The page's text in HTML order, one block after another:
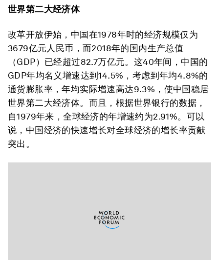
世界第二大经济体
改革开放伊始，中国在1978年时的经济规模仅为
3679亿元人民币，而2018年的国内生产总值
（GDP）已经超过82.7万亿元。这40年间，中国的
GDP年均名义增速达到14.5%，考虑到年均4.8%的
通货膨胀率，年均实际增速高达9.3%，使中国稳居
世界第二大经济体。而且，根据世界银行的数据，
自1979年来，全球经济的年增速约为2.91%。可以
说，中国经济的快速增长对全球经济的增长率贡献
突出。